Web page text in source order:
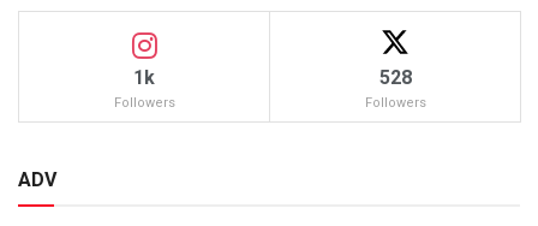
1k
Followers
528
Followers
ADV